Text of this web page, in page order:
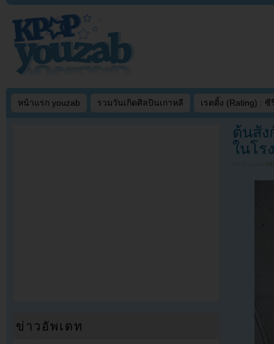
หน้าแรก youzab รวมวันเกิดศิลปินเกาหลี เรตติ้ง (Rating) : ซี
ต้นสัง
ในโร
ข่าวอัพเดท